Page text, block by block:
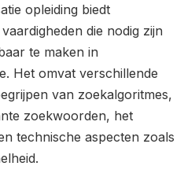
opleiding biedt
die nodig zijn
te maken in
Het omvat verschillende
van zoekalgoritmes,
zoekwoorden, het
technische aspecten zoals